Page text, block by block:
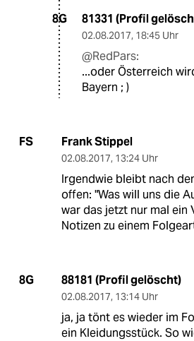
8G 81331 (Profil
02.08.2017, 18:45 Uhr
@RedPars:
...oder Österreich
Bayern ; )
FS Frank Stippel
02.08.2017, 13:24 Uhr
Irgendwie bleibt nach
offen: "Was will uns die
war das jetzt nur mal ein
Notizen zu einem
8G 88181 (Profil gelöscht)
02.08.2017, 13:14 Uhr
ja, ja tönt es wieder im
ein Kleidungsstück. So